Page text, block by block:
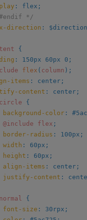
: flex ;
*/
direction : $direction
{
: 150px 60px 0 ;
flex ( column ) ;
items : center ;
content : center ;
{
background-color :
@include flex ;
border-radius : 100px ;
width : 60px ;
height : 60px ;
align-items : center ;
justify-content :
{
font-size : 30rpx ;